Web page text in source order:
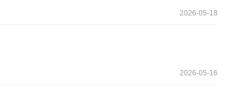
2026-05-18
2026-05-16